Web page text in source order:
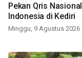
Pekan Qris
Indonesia di Kediri
Minggu, 9 Agustus 2026